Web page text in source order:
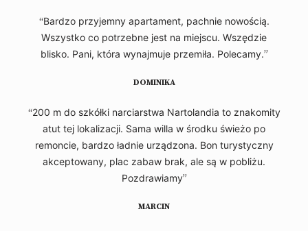
“Bardzo przyjemny apartament, pachnie nowością.
Wszystko co potrzebne jest na miejscu. Wszędzie
blisko. Pani, która wynajmuje przemiła. Polecamy.”
DOMINIKA
“200 m do szkółki narciarstwa Nartolandia to znakomity
atut tej lokalizacji. Sama willa w środku świeżo po
remoncie, bardzo ładnie urządzona. Bon turystyczny
akceptowany, plac zabaw brak, ale są w pobliżu.
Pozdrawiamy”
MARCIN